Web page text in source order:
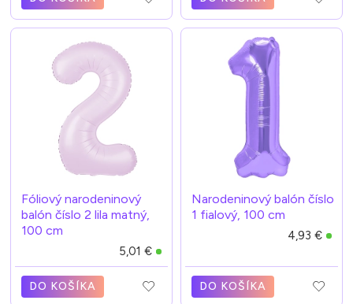
Fóliový narodeninový
balón číslo 2 lila matný,
100 cm
5,01 €
DO KOŠÍKA
Narodeninový balón číslo
1 fialový, 100 cm
4,93 €
DO KOŠÍKA